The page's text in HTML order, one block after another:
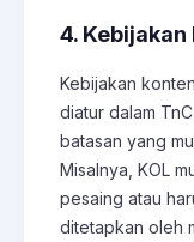
4. Kebijakan
Kebijakan
diatur dalam
batasan yang
Misalnya, KOL
pesaing atau
ditetapkan oleh